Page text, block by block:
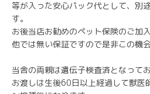
等が入った安心パック代として、別
す。
お後当店お勧めのペット保険のご加
他では無い保証ですので是非この機
当舎の両親は遺伝子検査済となってお
お渡しは生後60日以上経過して獣医